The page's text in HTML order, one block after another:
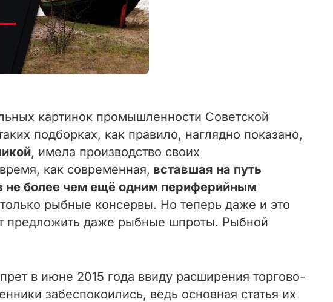
картинок промышленности Советской
подборках, как правило, наглядно показано,
, имела производство своих
как современная, вставшая на путь
не более чем ещё одним периферийным
рыбные консервы. Но теперь даже и это
предложить даже рыбные шпроты. Рыбной
в июне 2015 года ввиду расширения торгово-
забеспокоились, ведь основная статья их